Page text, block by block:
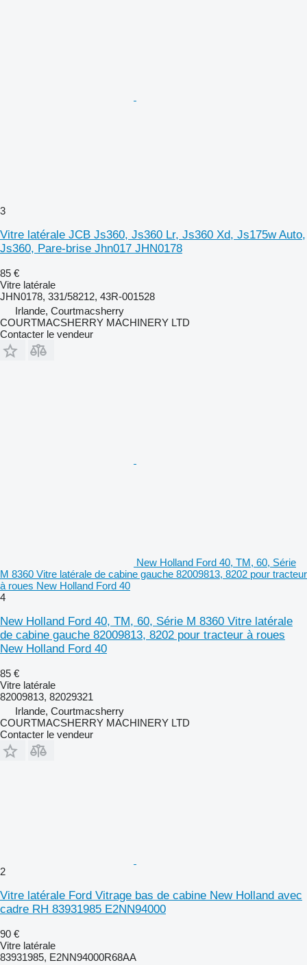
3
Vitre latérale JCB Js360, Js360 Lr, Js360 Xd, Js175w Auto,
Js360, Pare-brise Jhn017 JHN0178
85 €
Vitre latérale
JHN0178, 331/58212, 43R-001528
Irlande, Courtmacsherry
COURTMACSHERRY MACHINERY LTD
Contacter le vendeur
New Holland Ford 40, TM, 60, Série
M 8360 Vitre latérale de cabine gauche 82009813, 8202 pour tracteur
à roues New Holland Ford 40
4
New Holland Ford 40, TM, 60, Série M 8360 Vitre latérale
de cabine gauche 82009813, 8202 pour tracteur à roues
New Holland Ford 40
85 €
Vitre latérale
82009813, 82029321
Irlande, Courtmacsherry
COURTMACSHERRY MACHINERY LTD
Contacter le vendeur
2
Vitre latérale Ford Vitrage bas de cabine New Holland avec
cadre RH 83931985 E2NN94000
90 €
Vitre latérale
83931985, E2NN94000R68AA